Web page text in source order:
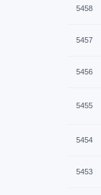
5458
5457
5456
5455
5454
5453